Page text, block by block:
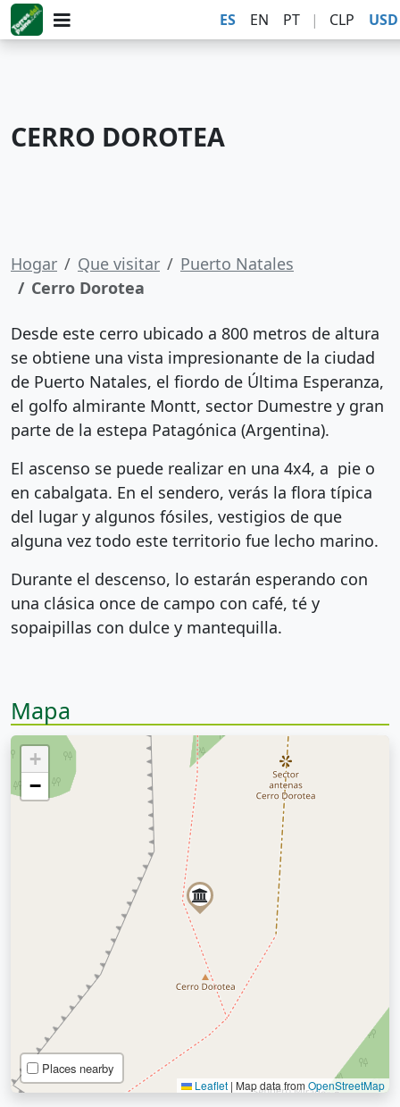
ES EN PT | CLP USD
CERRO DOROTEA
Hogar Que visitar
Puerto Natales
Cerro Dorotea
Desde este cerro ubicado a 800 metros de altura
se obtiene una vista impresionante de la ciudad
de Puerto Natales, el fiordo de Última Esperanza,
el golfo almirante Montt, sector Dumestre y gran
parte de la estepa Patagónica (Argentina).
El ascenso se puede realizar en una 4x4, a pie o
en cabalgata. En el sendero, verás la flora típica
del lugar y algunos fósiles, vestigios de que
alguna vez todo este territorio fue lecho marino.
Durante el descenso, lo estarán esperando con
una clásica once de campo con café, té y
sopaipillas con dulce y mantequilla.
Mapa
+
−
Places nearby
Leaflet | Map data from OpenStreetMap